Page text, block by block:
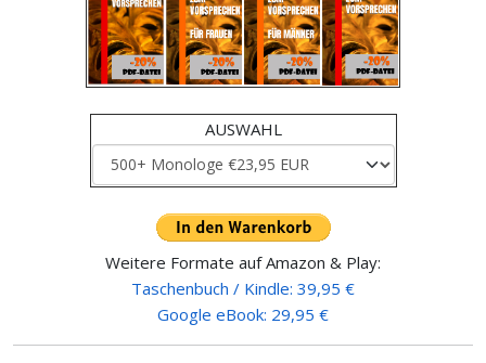
AUSWAHL
Weitere Formate auf Amazon & Play:
Taschenbuch / Kindle: 39,95 €
Google eBook: 29,95 €